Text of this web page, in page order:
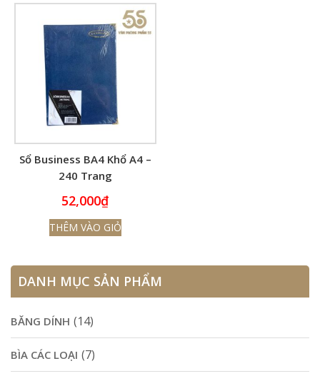
Sổ Business BA4 Khổ A4 –
240 Trang
52,000₫
THÊM VÀO GIỎ
DANH MỤC SẢN PHẨM
BĂNG DÍNH (14)
BÌA CÁC LOẠI (7)